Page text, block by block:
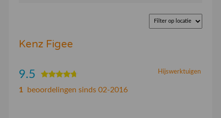
Inloggen
Kenz Figee
Hijswerktuigen
9.5
1 beoordelingen sinds 02-2016